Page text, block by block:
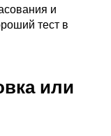
и
тест в
или